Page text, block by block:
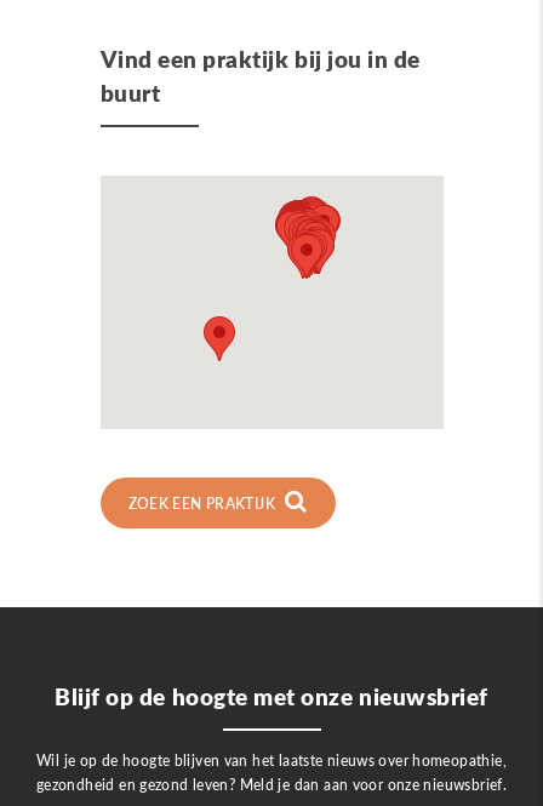
Vind een praktijk bij jou in de
buurt
ZOEK EEN PRAKTIJK
Blijf op de hoogte met onze nieuwsbrief
Wil je op de hoogte blijven van het laatste nieuws over homeopathie,
gezondheid en gezond leven? Meld je dan aan voor onze nieuwsbrief.